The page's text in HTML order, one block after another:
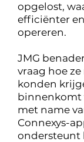
opgelost,
efficiënter
opereren.
JMG
vraag hoe
konden
binnenkomt
met name
Connexys-
ondersteunt